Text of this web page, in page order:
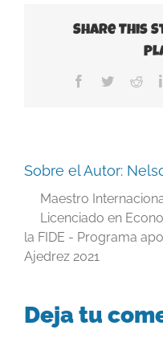
Share This
Facebook
Twitter
Sobre el Autor:
Maestro
Licenciado en
la FIDE - Programa
Ajedrez 2021
Deja tu